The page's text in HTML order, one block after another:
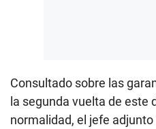
Consultado sobre las
la segunda vuelta de este
normalidad, el jefe adjunto